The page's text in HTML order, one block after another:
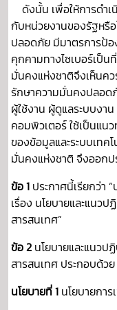
ดังนั้น เพื่อให้การดำเ
กับหน่วยงานของรัฐหรื
ปลอดภัย มีมาตรการป้
คุกคามทางไซเบอร์เป็
มั่นคงแห่งชาติจึงเห็นค
รักษาความมั่นคงปลอด
ผู้ใช้งาน ผู้ดูแลระบบงา
คอมพิวเตอร์ ใช้เป็นแน
ของข้อมูลและระบบเทค
มั่นคงแห่งชาติ จึงออกป
ข้อ 1 ประกาศนี้เรียกว่า
เรื่อง นโยบายและแนว
สารสนเทศ”
ข้อ 2 นโยบายและแนว
สารสนเทศ ประกอบด้วย
นโยบายที่ 1 นโยบายกา